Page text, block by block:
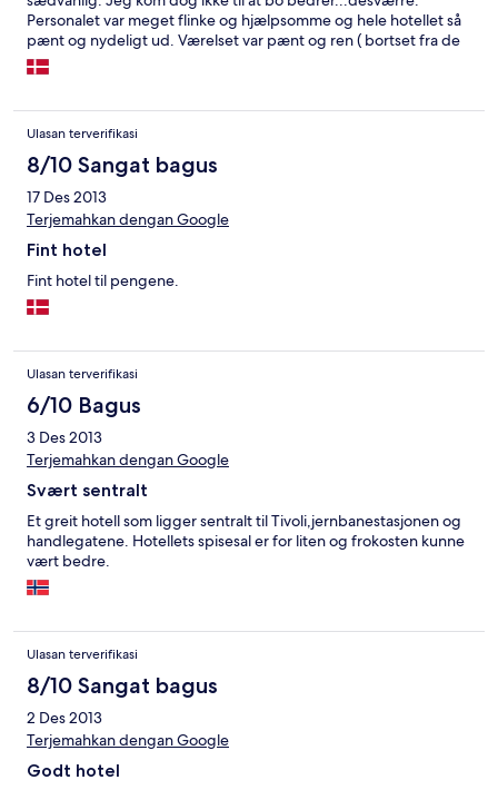
動き始めなかったりしたのでそれが少し怖く 「ホテルの設備及
びコンディション」を2としました。 税金が高いのでホテル料
金も高く感じますが、ヨーロッパの中クラスのホテルだと思い
ますので、期待を大きく裏切る（良くも悪くも）ことはありま
Personalet var meget flinke og hjælpsomme og hele hotellet så
pænt og nydeligt ud. Værelset var pænt og ren ( bortset fra de
pletter på gulvtæppet man klæbede fast til ). Det var så de
positive ting. Sengen var ringe, underdyne, dyne og pude hvor
skuffelse...meget spatansk. Brød, meget lille udvalg pålæg og
lidt forskellig havregryn og yogurt. Nå ja og kogte æg og
dåseananas.
Ulasan terverifikasi
8/10 Sangat bagus
17 Des 2013
Terjemahkan dengan Google
Fint hotel
Fint hotel til pengene.
Ulasan terverifikasi
6/10 Bagus
3 Des 2013
Terjemahkan dengan Google
Svært sentralt
Et greit hotell som ligger sentralt til Tivoli,jernbanestasjonen og
handlegatene. Hotellets spisesal er for liten og frokosten kunne
vært bedre.
Ulasan terverifikasi
8/10 Sangat bagus
2 Des 2013
Terjemahkan dengan Google
Godt hotel